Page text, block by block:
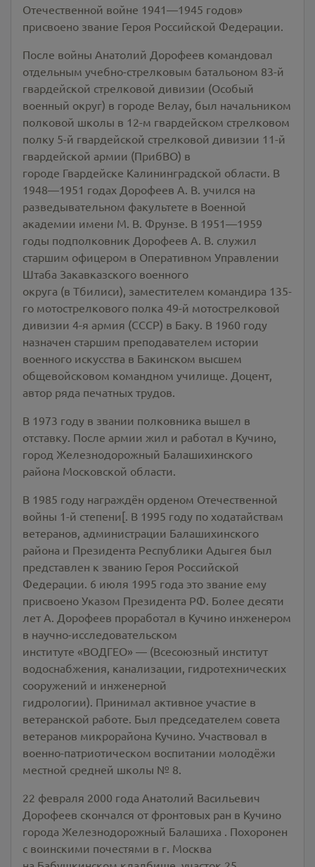
Отечественной войне 1941—1945 годов»
присвоено звание Героя Российской Федерации.
После войны Анатолий Дорофеев командовал
отдельным учебно-стрелковым батальоном 83-й
гвардейской стрелковой дивизии (Особый
военный округ) в городе Велау, был начальником
полковой школы в 12-м гвардейском стрелковом
полку 5-й гвардейской стрелковой дивизии 11-й
гвардейской армии (ПрибВО) в
городе Гвардейске Калининградской области. В
1948—1951 годах Дорофеев А. В. учился на
разведывательном факультете в Военной
академии имени М. В. Фрунзе. В 1951—1959
годы подполковник Дорофеев А. В. служил
старшим офицером в Оперативном Управлении
Штаба Закавказского военного
округа (в Тбилиси), заместителем командира 135-
го мотострелкового полка 49-й мотострелковой
дивизии 4-я армия (СССР) в Баку. В 1960 году
назначен старшим преподавателем истории
военного искусства в Бакинском высшем
общевойсковом командном училище. Доцент,
автор ряда печатных трудов.
В 1973 году в звании полковника вышел в
отставку. После армии жил и работал в Кучино,
город Железнодорожный Балашихинского
района Московской области.
В 1985 году награждён орденом Отечественной
войны 1-й степени[. В 1995 году по ходатайствам
ветеранов, администрации Балашихинского
района и Президента Республики Адыгея был
представлен к званию Героя Российской
Федерации. 6 июля 1995 года это звание ему
присвоено Указом Президента РФ. Более десяти
лет А. Дорофеев проработал в Кучино инженером
в научно-исследовательском
институте «ВОДГЕО» — (Всесоюзный институт
водоснабжения, канализации, гидротехнических
сооружений и инженерной
гидрологии). Принимал активное участие в
ветеранской работе. Был председателем совета
ветеранов микрорайона Кучино. Участвовал в
военно-патриотическом воспитании молодёжи
местной средней школы № 8.
22 февраля 2000 года Анатолий Васильевич
Дорофеев скончался от фронтовых ран в Кучино
города Железнодорожный Балашиха . Похоронен
с воинскими почестями в г. Москва